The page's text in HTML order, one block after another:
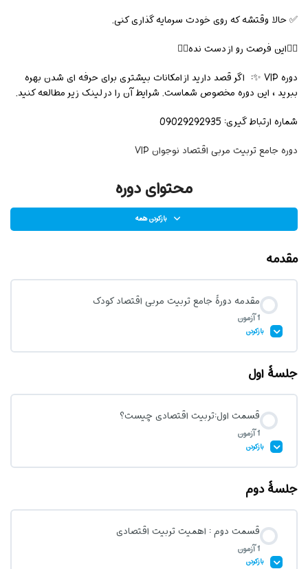
✅ حالا وقتشه که روی خودت سرمایه گذاری کنی.
👈🏻این فرصت رو از دست نده👉🏻
دوره VIP ✨: اگر قصد دارید از امکانات بیشتری برای حرفه ای شدن بهره
ببرید ، این دوره مخصوص شماست. شرایط آن را در لینک زیر مطالعه کنید.
شماره ارتباط گیری: 09029292935
دوره جامع تربیت مربی اقتصاد نوجوان VIP
محتوای دوره
بازکردن همه
مقدمه
مقدمه دورۀ جامع تربیت مربی اقتصاد کودک
1 آزمون
بازکردن
محتوای درس
آزمون مقدمۀ دورۀ جامع تربیت مربی اقتصاد کودک
جلسۀ اول
قسمت اول:تربیت اقتصادی چیست؟
1 آزمون
بازکردن
محتوای درس
آزمون قسمت اول: تربیت اقتصادی چیست؟
جلسۀ دوم
قسمت دوم : اهمیت تربیت اقتصادی
1 آزمون
بازکردن